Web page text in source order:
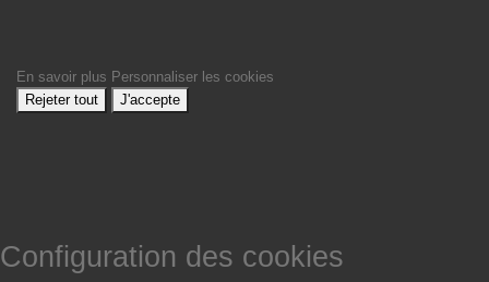
En savoir plus Personnaliser les cookies
Rejeter tout
J'accepte
Configuration des cookies